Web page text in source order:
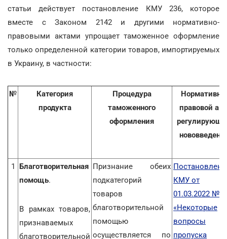
статьи действует постановление КМУ 236, которое
вместе с Законом 2142 и другими нормативно-
правовыми актами упрощает таможенное оформление
только определенной категории товаров, импортируемых
в Украину, в частности:
№
Категория
продукта
Процедура
таможенного
оформления
правовой
1 Благотворительная
помощь.
В рамках товаров,
признаваемых
благотворительной
Признание обеих
подкатегорий
товаров
благотворительной
помощью
осуществляется по
КМУ от
01.03.2022 №
«Некоторые
вопросы
пропуска